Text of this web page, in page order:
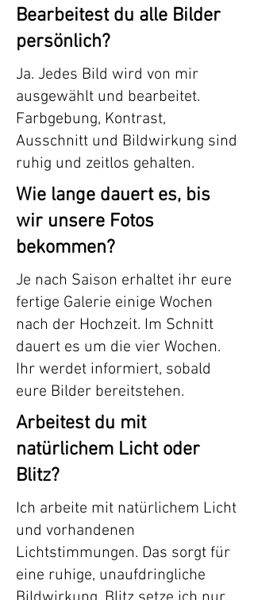
Bearbeitest du alle Bilder
persönlich?
Ja. Jedes Bild wird von mir
ausgewählt und bearbeitet.
Farbgebung, Kontrast,
Ausschnitt und Bildwirkung sind
ruhig und zeitlos gehalten.
Wie lange dauert es, bis
wir unsere Fotos
bekommen?
Je nach Saison erhaltet ihr eure
fertige Galerie einige Wochen
nach der Hochzeit. Im Schnitt
dauert es um die vier Wochen.
Ihr werdet informiert, sobald
eure Bilder bereitstehen.
Arbeitest du mit
natürlichem Licht oder
Blitz?
Ich arbeite mit natürlichem Licht
und vorhandenen
Lichtstimmungen. Das sorgt für
eine ruhige, unaufdringliche